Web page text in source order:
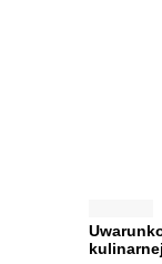
kulinarnej